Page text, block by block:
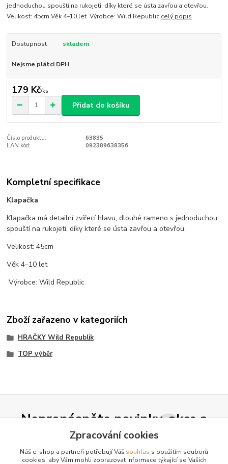
jednoduchou spouští na rukojeti, díky které se ústa zavřou a otevřou.
Velikost: 45cm Věk 4–10 let Výrobce: Wild Republic celý popis
Dostupnost skladem
Nejsme plátci DPH
179 Kč/ks
Přidat do košíku
Číslo produktu:
63835
EAN kód:
092389638356
Kompletní specifikace
Klapačka
Klapačka má detailní zvířecí hlavu, dlouhé rameno s jednoduchou
spouští na rukojeti, díky které se ústa zavřou a otevřou.
Velikost: 45cm
Věk 4–10 let
Výrobce: Wild Republic
Zboží zařazeno v kategoriích
HRAČKY Wild Republik
TOP výběr
Nepropásněte novinky, akce a
slevy!
Zpracování cookies
Náš e-shop a partneři potřebují Váš souhlas s použitím souborů
cookies, aby Vám mohli zobrazovat informace týkající se Vašich